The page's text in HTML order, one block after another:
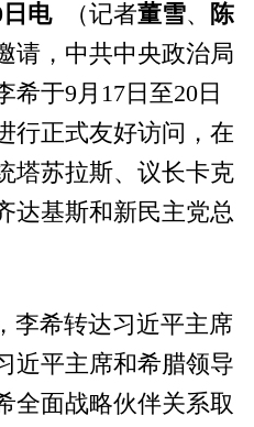
电 （记者董雪、
陈
请，中共中央政治局
希于9月17日至20日
行正式友好访问，在
塔苏拉斯、议长卡克
达基斯和新民主党总
李希转达习近平主席
近平主席和希腊领导
全面战略伙伴关系取